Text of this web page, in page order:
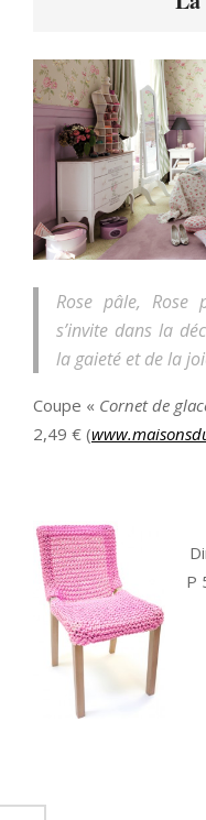
Rose pâle, Rose
s’invite dans la
la gaieté et de la
Coupe « Cornet de
2,49 € (
P